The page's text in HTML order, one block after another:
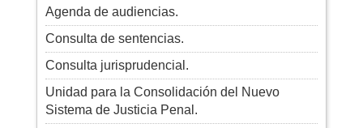
Agenda de audiencias.
Consulta de sentencias.
Consulta jurisprudencial.
Unidad para la Consolidación del Nuevo
Sistema de Justicia Penal.